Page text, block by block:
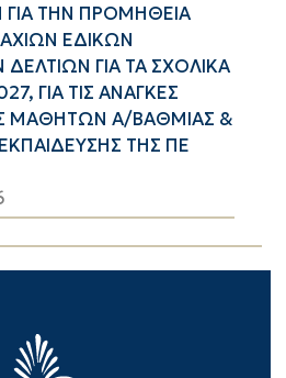
ΤΗΝ ΠΡΟΜΗΘΕΙΑ
ΕΔΙΚΩΝ
ΓΙΑ ΤΑ ΣΧΟΛΙΚΑ
ΓΙΑ ΤΙΣ ΑΝΑΓΚΕΣ
ΜΑΘΗΤΩΝ Α/ΒΑΘΜΙΑΣ &
ΤΗΣ ΠΕ